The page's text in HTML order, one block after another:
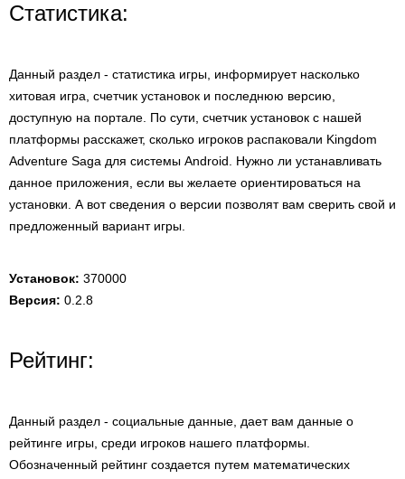
Статистика:
Данный раздел - статистика игры, информирует насколько
хитовая игра, счетчик установок и последнюю версию,
доступную на портале. По сути, счетчик установок с нашей
платформы расскажет, сколько игроков распаковали Kingdom
Adventure Saga для системы Android. Нужно ли устанавливать
данное приложения, если вы желаете ориентироваться на
установки. А вот сведения о версии позволят вам сверить свой и
предложенный вариант игры.
Установок: 370000
Версия: 0.2.8
Рейтинг:
Данный раздел - социальные данные, дает вам данные о
рейтинге игры, среди игроков нашего платформы.
Обозначенный рейтинг создается путем математических